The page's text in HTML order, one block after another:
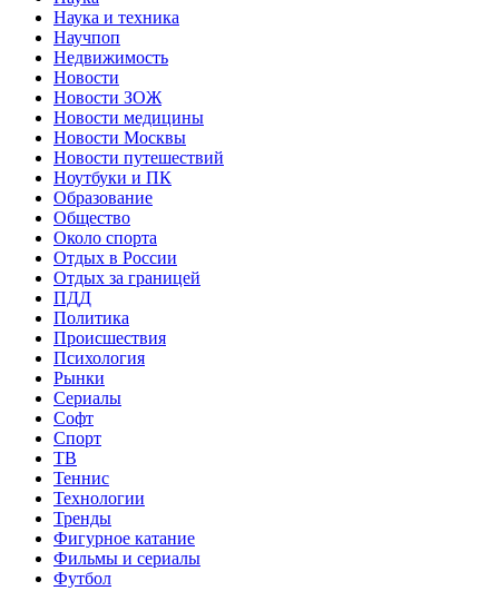
Наука и техника
Научпоп
Недвижимость
Новости
Новости ЗОЖ
Новости медицины
Новости Москвы
Новости путешествий
Ноутбуки и ПК
Образование
Общество
Около спорта
Отдых в России
Отдых за границей
ПДД
Политика
Происшествия
Психология
Рынки
Сериалы
Софт
Спорт
ТВ
Теннис
Технологии
Тренды
Фигурное катание
Фильмы и сериалы
Футбол